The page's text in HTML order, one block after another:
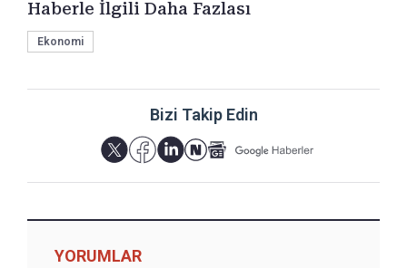
Haberle İlgili Daha Fazlası
Ekonomi
Bizi Takip Edin
YORUMLAR